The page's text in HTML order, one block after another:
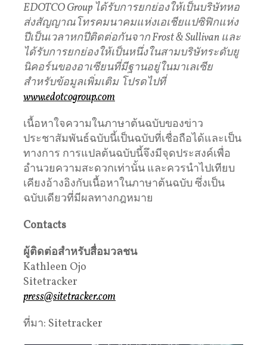
EDOTCO Group ได้รับการยกย่องให้เป็นบริษัทหอ
ส่งสัญญาณโทรคมนาคมแห่งเอเชียแปซิฟิกแห่ง
ปีเป็นเวลาหกปีติดต่อกันจากFrost & Sullivan และ
ได้รับการยกย่องให้เป็นหนึ่งในสามบริษัทระดับยู
นิคอร์นของอาเซียนที่มีฐานอยู่ในมาเลเซีย
สำหรับข้อมูลเพิ่มเติม โปรดไปที่
www.edotcogroup.com
เนื้อหาใจความในภาษาต้นฉบับของข่าว
ประชาสัมพันธ์ฉบับนี้เป็นฉบับที่เชื่อถือได้และเป็น
ทางการ การแปลต้นฉบับนี้จึงมีจุดประสงค์เพื่อ
อำนวยความสะดวกเท่านั้น และควรนำไปเทียบ
เคียงอ้างอิงกับเนื้อหาในภาษาต้นฉบับ ซึ่งเป็น
ฉบับเดียวที่มีผลทางกฎหมาย
Contacts
ผู้ติดต่อสำหรับสื่อมวลชน
Kathleen Ojo
Sitetracker
press@sitetracker.com
ที่มา: Sitetracker